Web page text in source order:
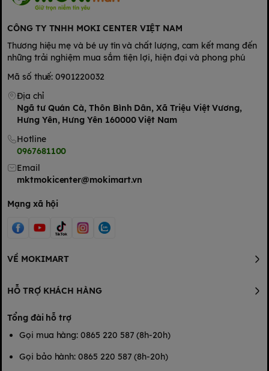
CÔNG TY TNHH MOKI CENTER VIỆT NAM
Thương hiệu mẹ và bé uy tín và chất lượng, cam kết mang đến
những trải nghiệm mua sắm tiện lợi, hiện đại và phong phú
Mã số thuế: 0901220032
Địa chỉ
Ngã tư Quán Cà, Thôn Bình Dân, Xã Triệu Việt Vương,
Hưng Yên, Hưng Yên 160000 Việt Nam
Hotline
0967681100
Email
mktmokicenter@mokimart.vn
Mạng xã hội
VỀ MOKIMART
HỖ TRỢ KHÁCH HÀNG
Tổng đài hỗ trợ
Gọi mua hàng: 0865 220 587 (8h-20h)
Gọi bảo hành: 0865 220 587 (8h-20h)